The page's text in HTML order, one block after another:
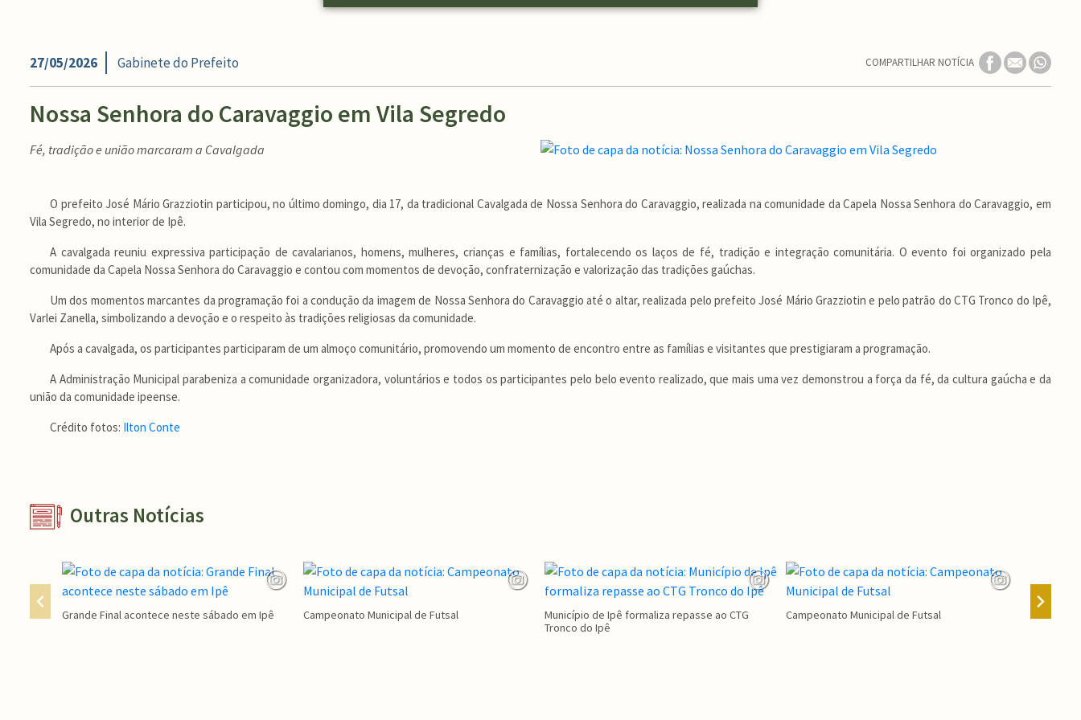
27/05/2026 Gabinete do Prefeito COMPARTILHAR NOTÍCIA
Nossa Senhora do Caravaggio em Vila Segredo
Fé, tradição e união marcaram a Cavalgada
O prefeito José Mário Grazziotin participou, no último domingo, dia 17, da tradicional Cavalgada de Nossa Senhora do Caravaggio, realizada na comunidade da Capela Nossa Senhora do Caravaggio, em
Vila Segredo, no interior de Ipê.
A cavalgada reuniu expressiva participação de cavalarianos, homens, mulheres, crianças e famílias, fortalecendo os laços de fé, tradição e integração comunitária. O evento foi organizado pela
comunidade da Capela Nossa Senhora do Caravaggio e contou com momentos de devoção, confraternização e valorização das tradições gaúchas.
Um dos momentos marcantes da programação foi a condução da imagem de Nossa Senhora do Caravaggio até o altar, realizada pelo prefeito José Mário Grazziotin e pelo patrão do CTG Tronco do Ipê,
Varlei Zanella, simbolizando a devoção e o respeito às tradições religiosas da comunidade.
Após a cavalgada, os participantes participaram de um almoço comunitário, promovendo um momento de encontro entre as famílias e visitantes que prestigiaram a programação.
A Administração Municipal parabeniza a comunidade organizadora, voluntários e todos os participantes pelo belo evento realizado, que mais uma vez demonstrou a força da fé, da cultura gaúcha e da
união da comunidade ipeense.
Crédito fotos: Ilton Conte
Outras Notícias
Grande Final acontece neste sábado em Ipê Campeonato Municipal de Futsal
Município de Ipê formaliza repasse ao CTG
Tronco do Ipê
Campeonato Municipal de Futsal
Agosto